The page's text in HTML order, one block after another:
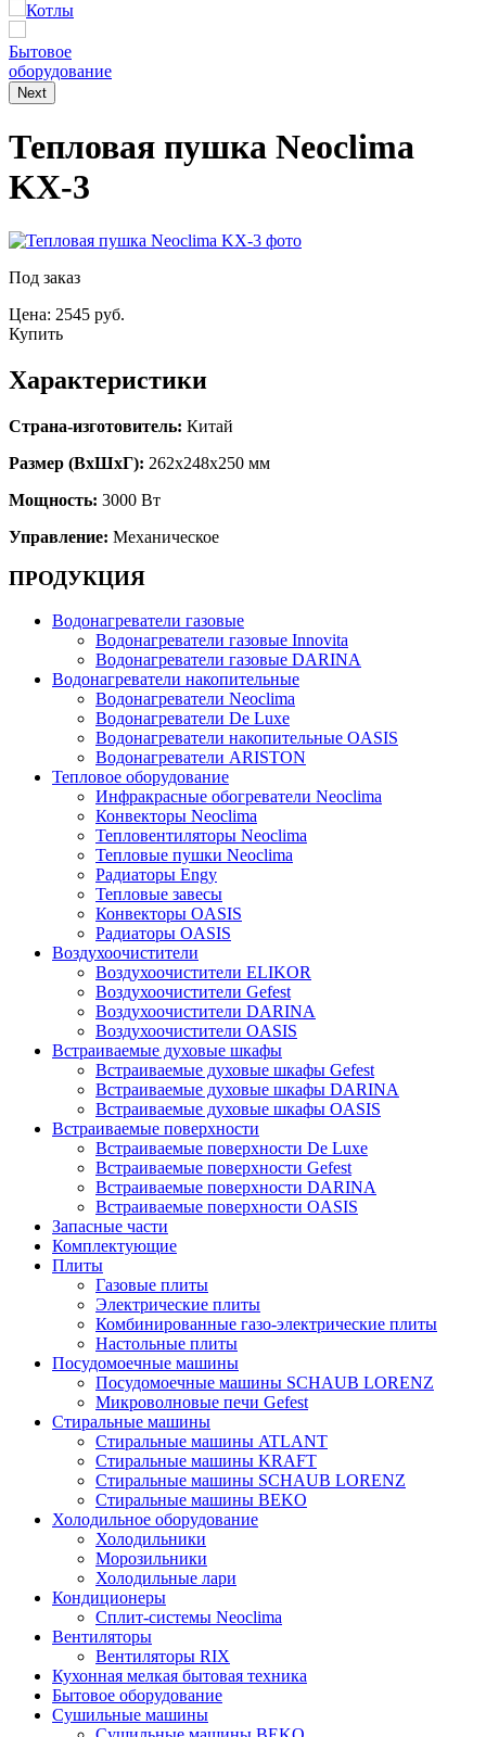
Котлы
Бытовое
оборудование
Next
Тепловая пушка Neoclima
KX-3
Под заказ
Цена: 2545 руб.
Купить
Характеристики
Страна-изготовитель: Китай
Размер (ВхШхГ): 262х248х250 мм
Мощность: 3000 Вт
Управление: Механическое
ПРОДУКЦИЯ
Водонагреватели газовые
Водонагреватели газовые Innovita
Водонагреватели газовые DARINA
Водонагреватели накопительные
Водонагреватели Neoclima
Водонагреватели De Luxe
Водонагреватели накопительные OASIS
Водонагреватели ARISTON
Тепловое оборудование
Инфракрасные обогреватели Neoclima
Конвекторы Neoclima
Тепловентиляторы Neoclima
Тепловые пушки Neoclima
Радиаторы Engy
Тепловые завесы
Конвекторы OASIS
Радиаторы OASIS
Воздухоочистители
Воздухоочистители ELIKOR
Воздухоочистители Gefest
Воздухоочистители DARINA
Воздухоочистители OASIS
Встраиваемые духовые шкафы
Встраиваемые духовые шкафы Gefest
Встраиваемые духовые шкафы DARINA
Встраиваемые духовые шкафы OASIS
Встраиваемые поверхности
Встраиваемые поверхности De Luxe
Встраиваемые поверхности Gefest
Встраиваемые поверхности DARINA
Встраиваемые поверхности OASIS
Запасные части
Комплектующие
Плиты
Газовые плиты
Электрические плиты
Комбинированные газо-электрические плиты
Настольные плиты
Посудомоечные машины
Посудомоечные машины SCHAUB LORENZ
Микроволновые печи Gefest
Стиральные машины
Стиральные машины ATLANT
Стиральные машины KRAFT
Стиральные машины SCHAUB LORENZ
Стиральные машины BEKO
Холодильное оборудование
Холодильники
Морозильники
Холодильные лари
Кондиционеры
Сплит-системы Neoclima
Вентиляторы
Вентиляторы RIX
Кухонная мелкая бытовая техника
Бытовое оборудование
Сушильные машины